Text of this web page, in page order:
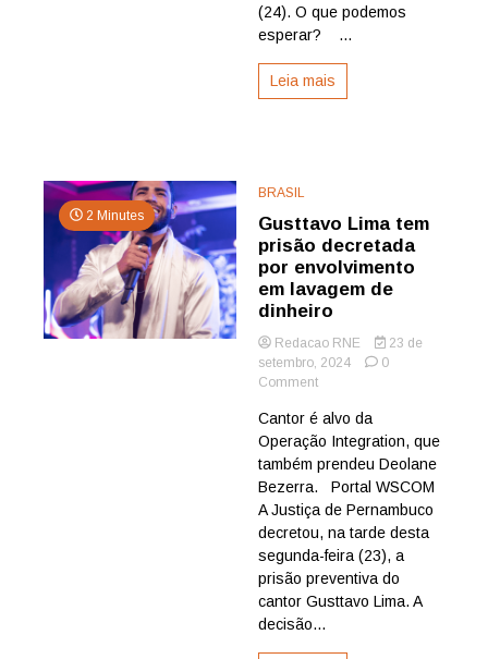
I
Por
de
Abreu
(24). O que podemos
esperar? ...
Leia mais
2 Minutes
BRASIL
Gusttavo Lima tem
prisão decretada
por envolvimento
em lavagem de
dinheiro
Redacao RNE
23 de
setembro, 2024
0
Commenton
Lima
tem
prisão
decretada
envolvimento
em
lavagem
de
dinheiro
Cantor é alvo da
Operação Integration, que
também prendeu Deolane
Bezerra. Portal WSCOM
A Justiça de Pernambuco
decretou, na tarde desta
segunda-feira (23), a
prisão preventiva do
cantor Gusttavo Lima. A
decisão...